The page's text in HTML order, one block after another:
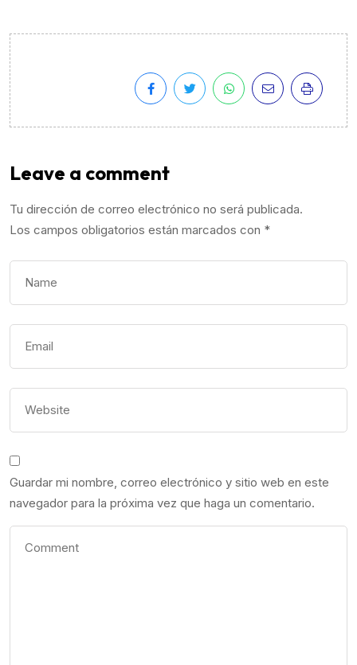
Leave a comment
Tu dirección de correo electrónico no será publicada.
Los campos obligatorios están marcados con *
Guardar mi nombre, correo electrónico y sitio web en este
navegador para la próxima vez que haga un comentario.